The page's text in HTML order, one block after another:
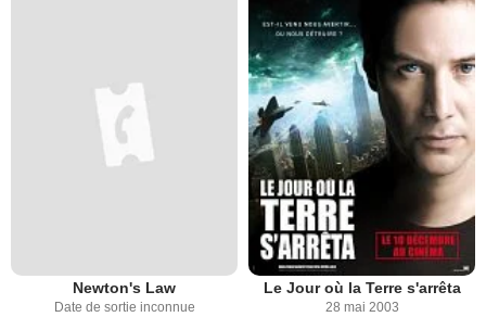
Newton's Law
Date de sortie inconnue
Le Jour où la Terre s'arrêta
28 mai 2003